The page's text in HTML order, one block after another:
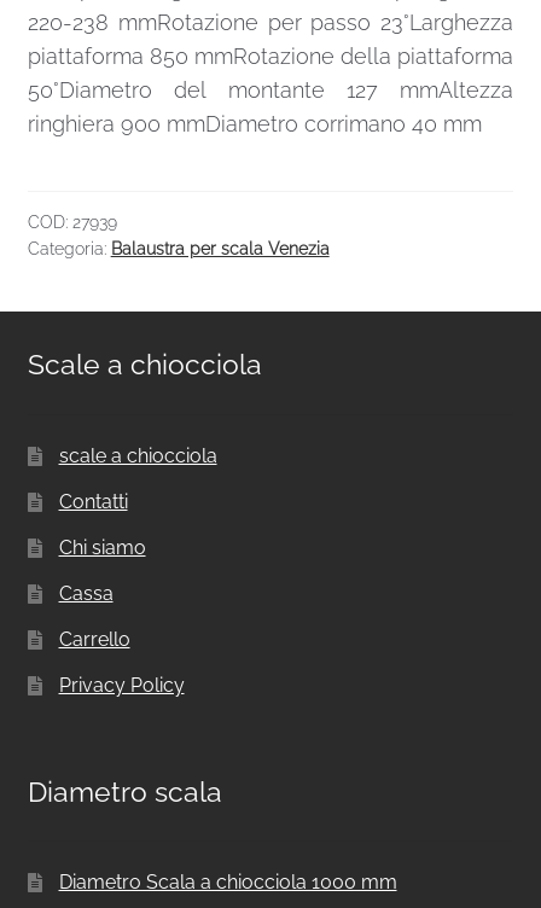
220-238 mmRotazione per passo 23°Larghezza
piattaforma 850 mmRotazione della piattaforma
50°Diametro del montante 127 mmAltezza
ringhiera 900 mmDiametro corrimano 40 mm
COD: 27939
Categoria: Balaustra per scala Venezia
Scale a chiocciola
scale a chiocciola
Contatti
Chi siamo
Cassa
Carrello
Privacy Policy
Diametro scala
Diametro Scala a chiocciola 1000 mm